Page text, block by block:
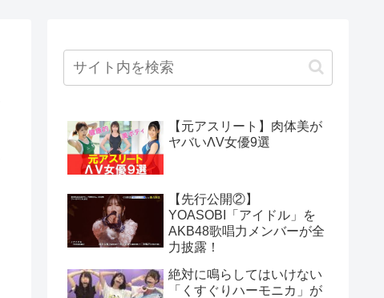
【元アスリート】肉体美が
ヤバいΛV女優9選
【先行公開②】
YOASOBI「アイドル」を
AKB48歌唱力メンバーが全
力披露！
絶対に鳴らしてはいけない
「くすぐりハーモニカ」が